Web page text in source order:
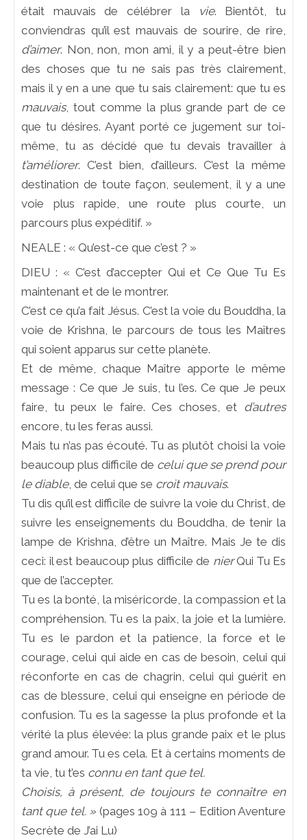
était mauvais de célébrer la
vie. Bientôt, tu
conviendras qu’il est mauvais de sourire, de rire,
d’aimer. Non, non, mon ami, il y a peut-être bien
des choses que tu ne sais pas très clairement,
mais il y en a une que tu sais clairement: que tu es
mauvais, tout comme la plus grande part de ce
que tu désires. Ayant porté ce jugement sur toi-
même, tu as décidé que tu devais travailler à
t’améliorer. C’est bien, d’ailleurs. C’est la même
destination de toute façon, seulement, il y a une
voie plus rapide, une route plus courte, un
parcours plus expéditif. »
NEALE : « Qu’est-ce que c’est ? »
DIEU : « C’est d’accepter Qui et Ce Que Tu Es
maintenant et de le montrer.
C’est ce qu’a fait Jésus. C’est la voie du Bouddha, la
voie de Krishna, le parcours de tous les Maîtres
qui soient apparus sur cette planète.
Et de même, chaque Maître apporte le même
message : Ce que Je suis, tu l’es. Ce que Je peux
faire, tu peux le faire. Ces choses, et d’autres
encore, tu les feras aussi.
Mais tu n’as pas écouté. Tu as plutôt choisi la voie
beaucoup plus difficile de celui que se prend pour
le diable, de celui que se croit mauvais.
Tu dis qu’il est difficile de suivre la voie du Christ, de
suivre les enseignements du Bouddha, de tenir la
lampe de Krishna, d’être un Maître. Mais Je te dis
ceci: il est beaucoup plus difficile de nierQui Tu Es
que de l’accepter.
Tu es la bonté, la miséricorde, la compassion et la
compréhension. Tu es la paix, la joie et la lumière.
Tu es le pardon et la patience, la force et le
courage, celui qui aide en cas de besoin, celui qui
réconforte en cas de chagrin, celui qui guérit en
cas de blessure, celui qui enseigne en période de
confusion. Tu es la sagesse la plus profonde et la
vérité la plus élevée: la plus grande paix et le plus
grand amour. Tu es cela. Et à certains moments de
ta vie, tu t’es connu en tant que tel.
Choisis, à présent, de toujours te connaître en
tant que tel. »(pages 109 à 111 – Edition Aventure
Secrète de J’ai Lu)